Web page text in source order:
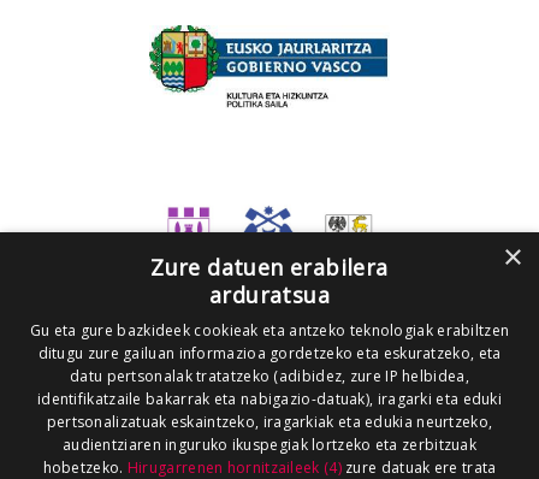
×
Zure datuen erabilera
arduratsua
Gu eta gure bazkideek cookieak eta antzeko teknologiak erabiltzen
ditugu zure gailuan informazioa gordetzeko eta eskuratzeko, eta
datu pertsonalak tratatzeko (adibidez, zure IP helbidea,
identifikatzaile bakarrak eta nabigazio-datuak), iragarki eta eduki
pertsonalizatuak eskaintzeko, iragarkiak eta edukia neurtzeko,
audientziaren inguruko ikuspegiak lortzeko eta zerbitzuak
hobetzeko. Hirugarrenen hornitzaileek (4)zure datuak ere trata